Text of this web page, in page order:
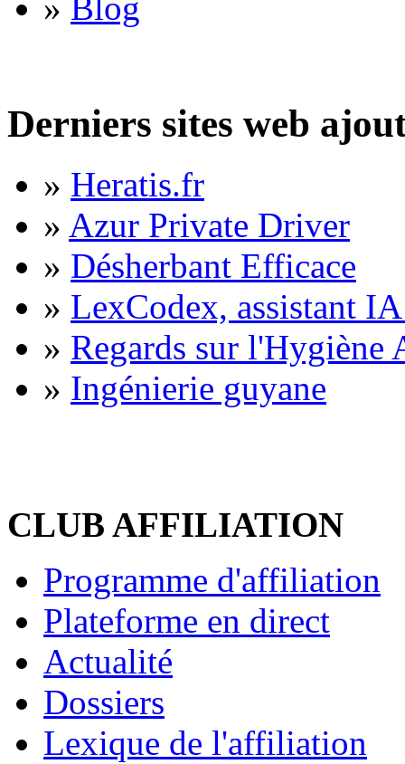
» Blog
Derniers sites web
» Heratis.fr
» Azur Private Driver
» Désherbant Efficace
» LexCodex, assistant
» Regards sur l'Hygiène
» Ingénierie guyane
CLUB AFFILIATION
Programme d'affiliation
Plateforme en direct
Actualité
Dossiers
Lexique de l'affiliation